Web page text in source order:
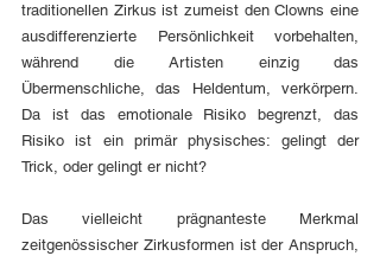
traditionellen Zirkus ist zumeist den Clowns eine
ausdifferenzierte Persönlichkeit vorbehalten,
während die Artisten einzig das
Übermenschliche, das Heldentum, verkörpern.
Da ist das emotionale Risiko begrenzt, das
Risiko ist ein primär physisches: gelingt der
Trick, oder gelingt er nicht?
Das vielleicht prägnanteste Merkmal
zeitgenössischer Zirkusformen ist der Anspruch,